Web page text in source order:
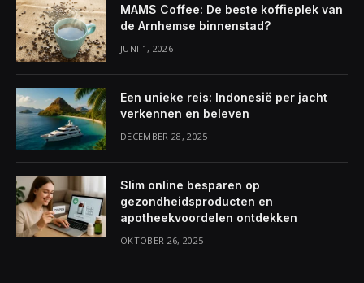
MAMS Coffee: De beste koffieplek van
de Arnhemse binnenstad?
JUNI 1, 2026
Een unieke reis: Indonesië per jacht
verkennen en beleven
DECEMBER 28, 2025
Slim online besparen op
gezondheidsproducten en
apotheekvoordelen ontdekken
OKTOBER 26, 2025